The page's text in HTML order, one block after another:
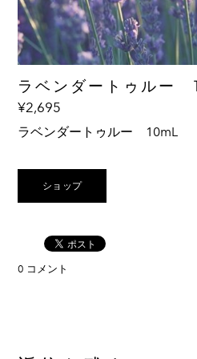
また、リンパの流れを向上さ
マッサージオイルとしてもお
ラベンダートゥルー
¥2,695
ラベンダートゥルー 10mL
Lavendula angustifolia
◇一般的なラベンダー
ショップ
0 コメント